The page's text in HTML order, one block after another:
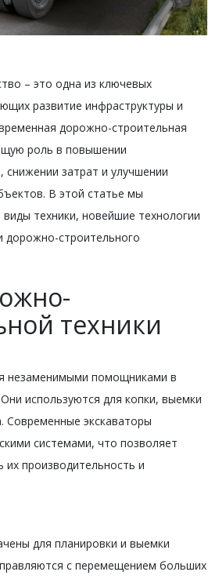
– это одна из ключевых
развитие инфраструктуры и
дорожно-строительная
роль в повышении
затрат и улучшении
В этой статье мы
техники, новейшие технологии
дорожно-строительного
техники
незаменимыми помощниками в
используются для копки, выемки
Современные экскаваторы
системами, что позволяет
их производительность и
для планировки и выемки
с перемещением больших